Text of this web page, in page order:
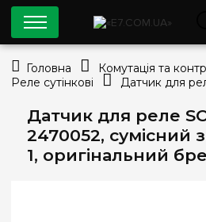
Датчик для реле
2470052, сумісний
1, оригінальний
0
044
Головна Комутація та
Реле сутінкові